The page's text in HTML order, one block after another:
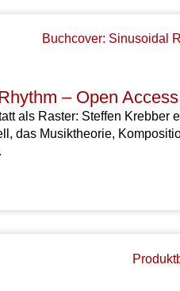
– Open Access
als Raster: Steffen Krebber
das Musiktheorie,